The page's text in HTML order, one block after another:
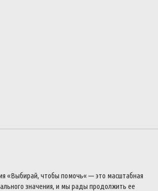
«Выбирай, чтобы помочь« —это масштабная
значения, и мы рады продолжить ее